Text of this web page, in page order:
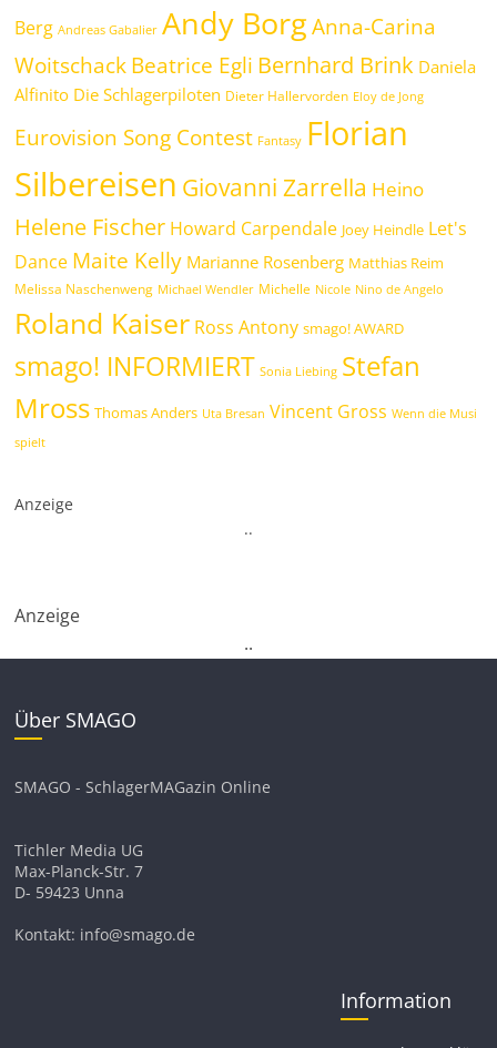
Berg Andreas Gabalier Andy Borg Anna-Carina
WoitschackBeatrice Egli Bernhard Brink Daniela
Alfinito Die Schlagerpiloten Dieter Hallervorden Eloy de Jong
Eurovision Song Contest Fantasy Florian
Silbereisen Giovanni Zarrella Heino
Helene Fischer Howard Carpendale Joey Heindle Let's
Dance Maite Kelly Marianne Rosenberg Matthias Reim
Melissa Naschenweng Michael Wendler Michelle Nicole Nino de Angelo
Roland Kaiser Ross Antony smago! AWARD
smago! INFORMIERT Sonia Liebing Stefan
Mross Thomas Anders Uta Bresan Vincent Gross Wenn die Musi
spielt
Anzeige
..
Anzeige
..
Über SMAGO
SMAGO - SchlagerMAGazin Online
Tichler Media UG
Max-Planck-Str. 7
D- 59423 Unna
Kontakt: info@smago.de
Information